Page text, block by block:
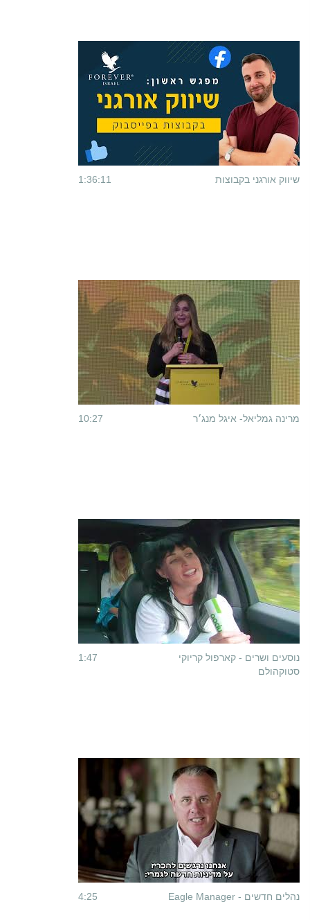
1:36:11 שיווק אורגני בקבוצות
10:27 מרינה גמליאל- איגל מנג׳ר
1:47
נוסעים ושרים - קארפול קריוקי
סטוקהולם
4:25 נהלים חדשים - Eagle Manager